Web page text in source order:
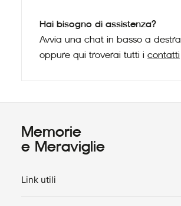
Hai bisogno di assistenza?
Avvia una chat in basso a destra
oppure qui troverai tutti i contatti
Memorie
e Meraviglie
Link utili